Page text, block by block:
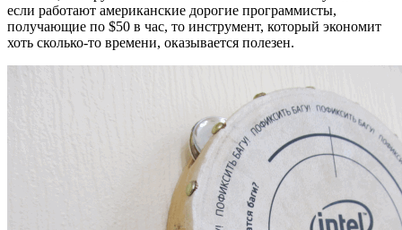
если работают американские дорогие программисты,
получающие по $50 в час, то инструмент, который экономит
хоть сколько-то времени, оказывается полезен.